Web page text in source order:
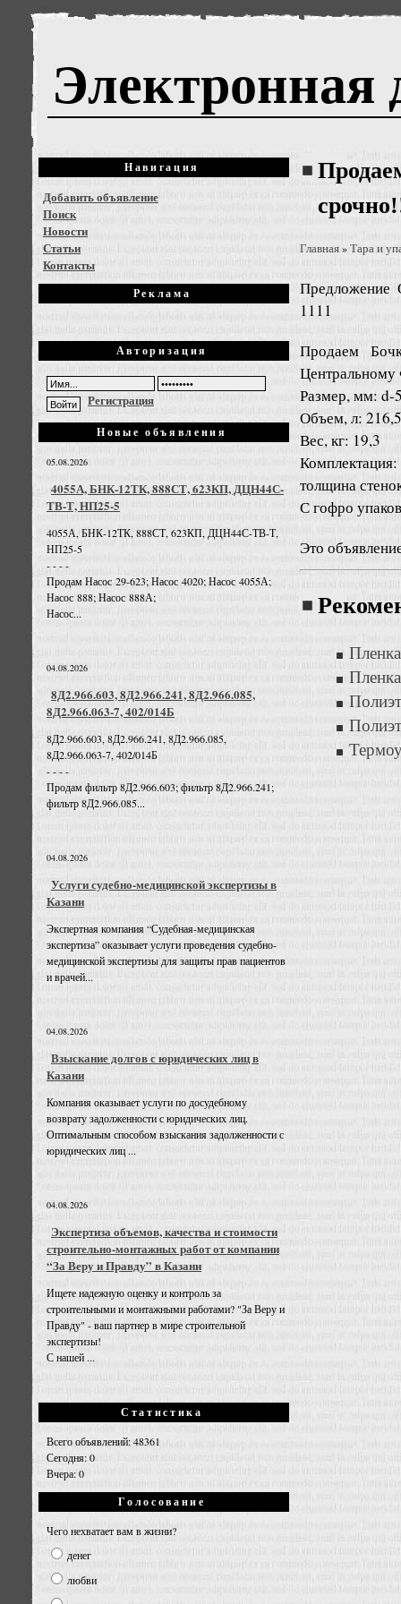
Электронная
Навигация
Добавить объявление
Поиск
Новости
Статьи
Контакты
Реклама
Авторизация
Регистрация
Новые объявления
05.08.2026
4055А, БНК-12ТК, 888СТ, 623КП, ДЦН44С-
ТВ-Т, НП25-5
4055А, БНК-12ТК, 888СТ, 623КП, ДЦН44С-ТВ-Т,
НП25-5
- - - -
Продам Насос 29-623; Насос 4020; Насос 4055А;
Насос 888; Насос 888А;
Насос...
04.08.2026
8Д2.966.603, 8Д2.966.241, 8Д2.966.085,
8Д2.966.063-7, 402/014Б
8Д2.966.603, 8Д2.966.241, 8Д2.966.085,
8Д2.966.063-7, 402/014Б
- - - -
Продам фильтр 8Д2.966.603; фильтр 8Д2.966.241;
фильтр 8Д2.966.085...
04.08.2026
Услуги судебно-медицинской экспертизы в
Казани
Экспертная компания “Судебная-медицинская
экспертиза” оказывает услуги проведения судебно-
медицинской экспертизы для защиты прав пациентов
и врачей...
04.08.2026
Взыскание долгов с юридических лиц в
Казани
Компания оказывает услуги по досудебному
возврату задолженности с юридических лиц.
Оптимальным способом взыскания задолженности с
юридических лиц ...
04.08.2026
Экспертиза объемов, качества и стоимости
строительно-монтажных работ от компании
“За Веру и Правду” в Казани
Ищете надежную оценку и контроль за
строительными и монтажными работами? "За Веру и
Правду" - ваш партнер в мире строительной
экспертизы!
С нашей ...
Статистика
Всего объявлений: 48361
Сегодня: 0
Вчера: 0
Голосование
Чего нехватает вам в жизни?
денег
любви
Главная»Тара и
Предложение
1111
Продаем
Размер, мм: d-
Объем, л: 216,5
Вес, кг: 19,3
толщина
С гофро
Это